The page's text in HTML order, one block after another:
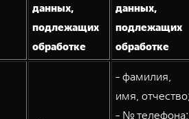
WEY 05
Эстетика нового времени
от 5 699 000 ₽
данных,
подлежащих
обработке
данных,
подлежащих
обработке
- фамилия,
имя,
- № телефона;